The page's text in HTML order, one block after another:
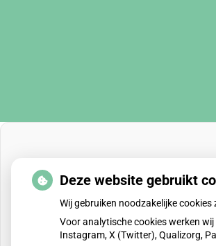
Deze website gebruikt
Wij gebruiken noodzakelijke
Voor analytische cookies werken
Instagram, X (Twitter), Qualizorg,